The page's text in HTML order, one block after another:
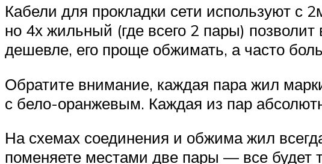
Кабели для прокладки сети используют
но 4х жильный (где всего 2 пары)
дешевле, его проще обжимать, а часто
Обратите внимание, каждая пара жил
с бело-оранжевым. Каждая из пар
На схемах соединения и обжима жил
поменяете местами две пары — все будет